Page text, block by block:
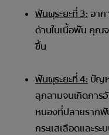
ฟันผุระยะที่ 3: อาก
ด้านในเนื้อฟัน คุณ
ขึ้น
ฟันผุระยะที่ 4: ปัญห
ลุกลามจนเกิดการ
หนองที่ปลายรากฟั
กระแสเลือดและร